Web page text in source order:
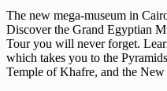
The new mega-museum in
Discover the Grand Egyptian
Tour you will never forget.
which takes you to the
Temple of Khafre, and the